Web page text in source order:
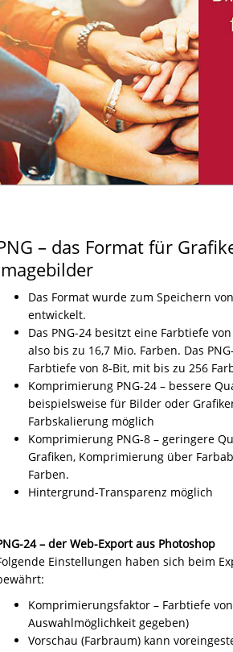
– das Format für
Das Format wurde zum Speichern
entwickelt.
Das PNG-24 besitzt eine Farbtiefe
also bis zu 16,7 Mio. Farben. Das
Farbtiefe von 8-Bit, mit bis zu 256
Komprimierung PNG-24 – bessere
beispielsweise für Bilder oder
Farbskalierung möglich
Komprimierung PNG-8 – geringere
Grafiken, Komprimierung über
Farben.
Hintergrund-Transparenz möglich
24 – der Web-Export aus Photoshop
Einstellungen haben sich beim
Komprimierungsfaktor – Farbtiefe
Auswahlmöglichkeit gegeben)
Vorschau (Farbraum) kann